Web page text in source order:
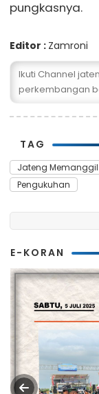
pungkasnya.
Editor : Zamroni
Ikuti Channel
perkembangan
TAG
Jateng Memanggil
Pengukuhan
E-KORAN